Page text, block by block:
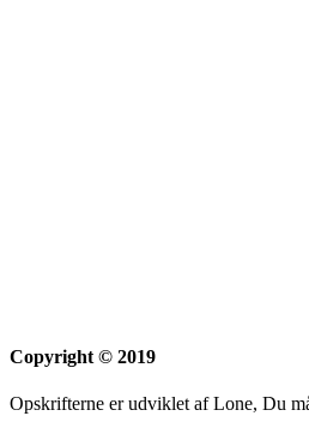
Copyright © 2019
Opskrifterne er udviklet af Lone, Du